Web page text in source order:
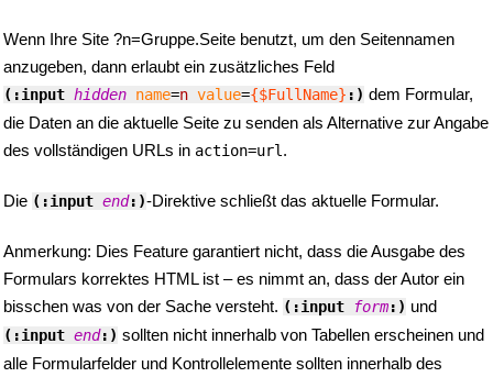
Wenn Ihre Site ?n=Gruppe.Seite benutzt, um den Seitennamen
anzugeben, dann erlaubt ein zusätzliches Feld
(:input hidden name=n value={$FullName} :) dem Formular,
die Daten an die aktuelle Seite zu senden als Alternative zur Angabe
des vollständigen URLs in action=url .
Die (:input end:)-Direktive schließt das aktuelle Formular.
Anmerkung: Dies Feature garantiert nicht, dass die Ausgabe des
Formulars korrektes HTML ist – es nimmt an, dass der Autor ein
bisschen was von der Sache versteht. (:input form:) und
(:input end:) sollten nicht innerhalb von Tabellen erscheinen und
alle Formularfelder und Kontrollelemente sollten innerhalb des